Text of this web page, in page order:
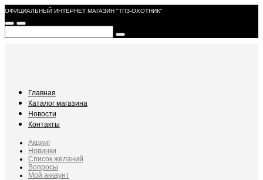
ОФИЦИАЛЬНЫЙ ИНТЕРНЕТ МАГАЗИН "ТПЗ-ОХОТНИК"
Главная
Каталог магазина
Новости
Контакты
Акции!
Новинки
Список желаний
Вопросы
Мой аккаунт